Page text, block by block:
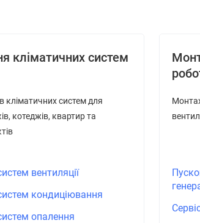
кліматичних систем
кліматичних систем для
котеджів, квартир та
вентиляції
кондиціювання
опалення